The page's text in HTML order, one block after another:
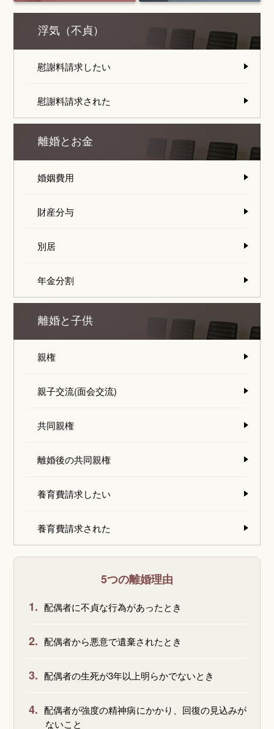
浮気（不貞）
慰謝料請求したい
慰謝料請求された
離婚とお金
婚姻費用
財産分与
別居
年金分割
離婚と子供
親権
親子交流(面会交流)
共同親権
離婚後の共同親権
養育費請求したい
養育費請求された
5つの離婚理由
1. 配偶者に不貞な行為があったとき
2. 配偶者から悪意で遺棄されたとき
3. 配偶者の生死が3年以上明らかでないとき
4. 配偶者が強度の精神病にかかり、回復の見込みが
ないこと